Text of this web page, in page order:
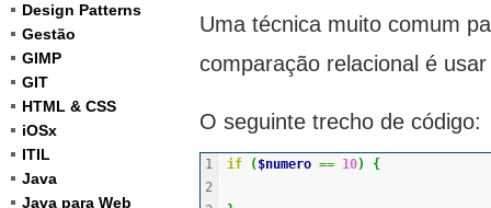
Design Patterns
Gestão
GIMP
GIT
HTML & CSS
iOSx
ITIL
Java
Java para Web
Uma técnica muito comum
comparação relacional é
O seguinte trecho de código:
1
2
if ( $numero == 10) {